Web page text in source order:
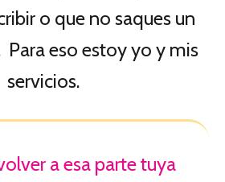
o que no saques un
Para eso estoy yo y mis
servicios.
a esa parte tuya